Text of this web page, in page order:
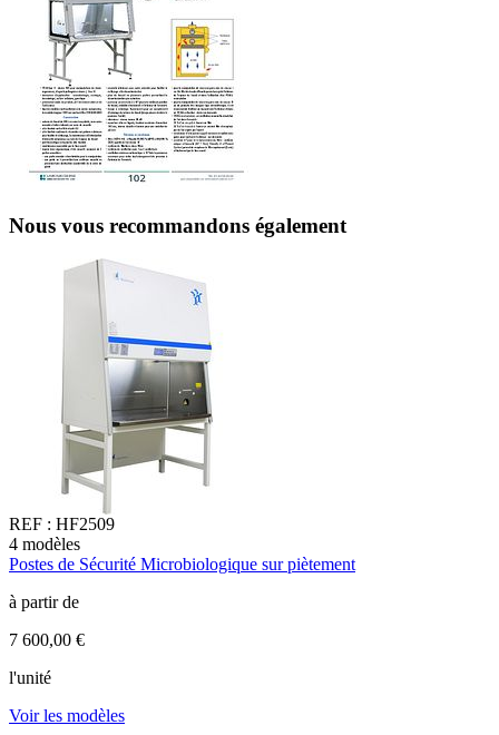
Nous vous recommandons également
REF : HF2509
4 modèles
Postes de Sécurité Microbiologique sur piètement
à partir de
7 600,00 €
l'unité
Voir les modèles